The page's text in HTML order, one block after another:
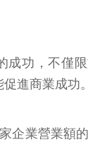
成功，不僅限
進商業成功。
企業營業額